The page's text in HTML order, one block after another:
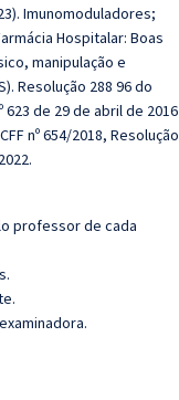
Imunomoduladores;
Hospitalar: Boas
manipulação e
Resolução 288 96 do
623 de 29 de abril de 2016
nº 654/2018, Resolução
professor de cada